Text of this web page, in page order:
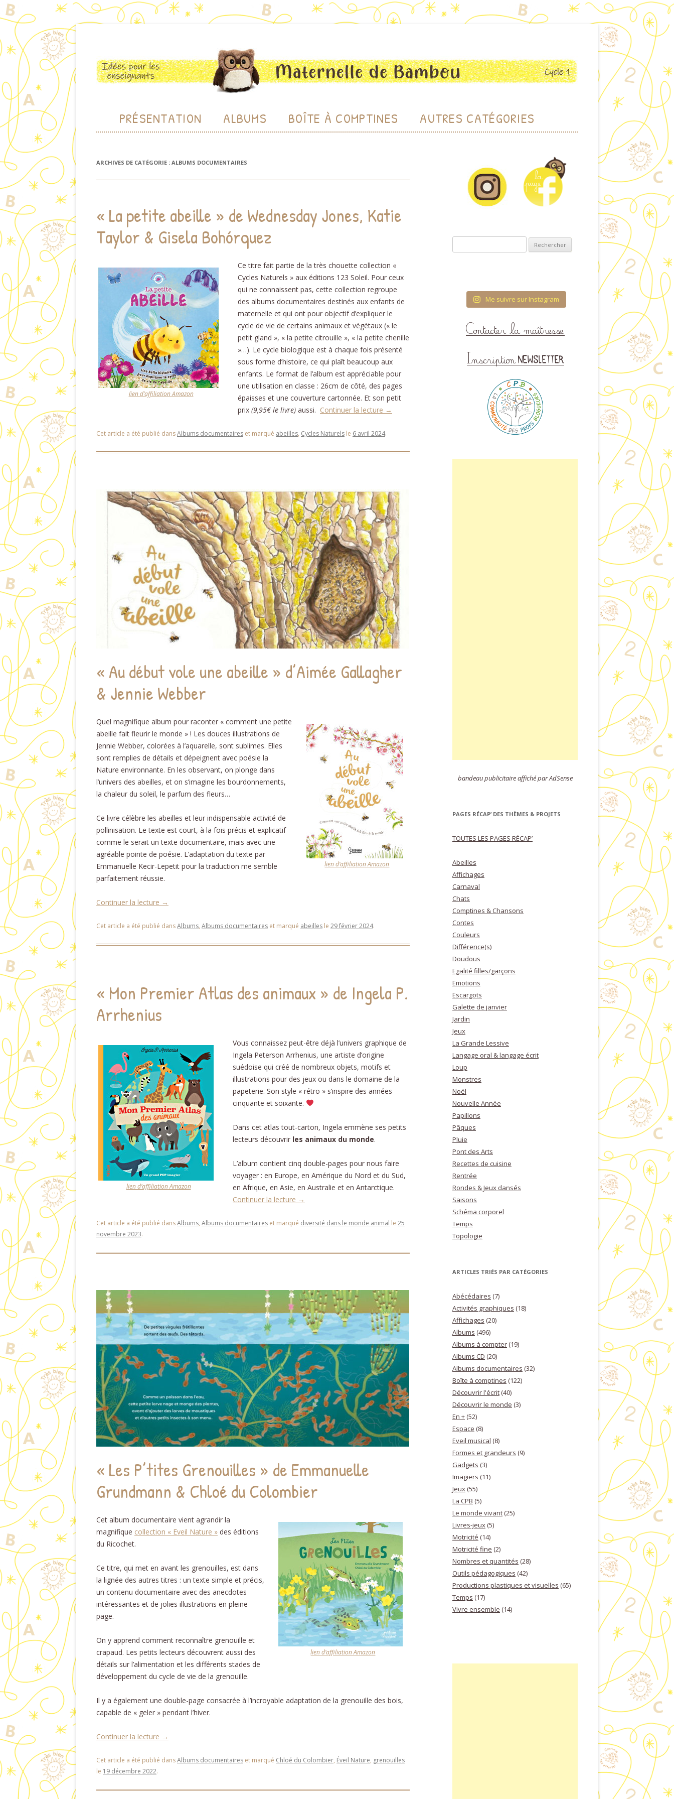
Maternelle de Bambou
PRÉSENTATION ALBUMS BOÎTE À COMPTINES AUTRES CATÉGORIES
LUDOTHÈQUE (JEUX)
BIBLIOTHÈQUE (ALBUMS)
ET VISUELLES
NOMBRES ET QUANTITÉS
STRUCTURATION DU TEMPS
AU FIL DES SAISONS
RELATIONNELLE (ÉVAR) À
L’ÉCOLE MATERNELLE
SCHÉMA CORPOREL
CUISINER EN CLASSE
ARCHIVES DE CATÉGORIE : ALBUMS DOCUMENTAIRES
« La petite abeille » de Wednesday Jones, Katie
Taylor & Gisela Bohórquez
lien d’affiliation Amazon
Ce titre fait partie de la très chouette collection «
Cycles Naturels » aux éditions 123 Soleil. Pour ceux
qui ne connaissent pas, cette collection regroupe
des albums documentaires destinés aux enfants de
maternelle et qui ont pour objectif d’expliquer le
cycle de vie de certains animaux et végétaux (« le
petit gland », « la petite citrouille », « la petite chenille
»…). Le cycle biologique est à chaque fois présenté
sous forme d’histoire, ce qui plaît beaucoup aux
enfants. Le format de l’album est appréciable pour
une utilisation en classe : 26cm de côté, des pages
épaisses et une couverture cartonnée. Et son petit
prix (9,95€ le livre) aussi. Continuer la lecture →
Cet article a été publié dansAlbums documentaires et marqué abeilles, Cycles Naturels le 6 avril 2024.
« Au début vole une abeille » d’Aimée Gallagher
& Jennie Webber
lien d’affiliation Amazon
Quel magnifique album pour raconter « comment une petite
abeille fait fleurir le monde » ! Les douces illustrations de
Jennie Webber, colorées à l’aquarelle, sont sublimes. Elles
sont remplies de détails et dépeignent avec poésie la
Nature environnante. En les observant, on plonge dans
l’univers des abeilles, et on s’imagine les bourdonnements,
la chaleur du soleil, le parfum des fleurs…
Ce livre célèbre les abeilles et leur indispensable activité de
pollinisation. Le texte est court, à la fois précis et explicatif
comme le serait un texte documentaire, mais avec une
agréable pointe de poésie. L’adaptation du texte par
Emmanuelle Kecir-Lepetit pour la traduction me semble
parfaitement réussie.
Continuer la lecture →
Cet article a été publié dansAlbums, Albums documentaires et marqué abeilles le 29 février 2024.
« Mon Premier Atlas des animaux » de Ingela P.
Arrhenius
lien d’affiliation Amazon
Vous connaissez peut-être déjà l’univers graphique de
Ingela Peterson Arrhenius, une artiste d’origine
suédoise qui créé de nombreux objets, motifs et
illustrations pour des jeux ou dans le domaine de la
papeterie. Son style « rétro » s’inspire des années
cinquante et soixante.
Dans cet atlas tout-carton, Ingela emmène ses petits
lecteurs découvrir les animaux du monde.
L’album contient cinq double-pages pour nous faire
voyager : en Europe, en Amérique du Nord et du Sud,
en Afrique, en Asie, en Australie et en Antarctique.
Continuer la lecture →
Cet article a été publié dansAlbums, Albums documentaires et marqué diversité dans le monde animal le 25
novembre 2023.
« Les P’tites Grenouilles » de Emmanuelle
Grundmann & Chloé du Colombier
lien d’affiliation Amazon
Cet album documentaire vient agrandir la
magnifique collection « Eveil Nature » des éditions
du Ricochet.
Ce titre, qui met en avant les grenouilles, est dans
la lignée des autres titres : un texte simple et précis,
un contenu documentaire avec des anecdotes
intéressantes et de jolies illustrations en pleine
page.
On y apprend comment reconnaître grenouille et
crapaud. Les petits lecteurs découvrent aussi des
détails sur l’alimentation et les différents stades de
développement du cycle de vie de la grenouille.
Il y a également une double-page consacrée à l’incroyable adaptation de la grenouille des bois,
capable de « geler » pendant l’hiver.
Continuer la lecture →
Cet article a été publié dansAlbums documentaires et marqué Chloé du Colombier, Éveil Nature, grenouilles
le 19 décembre 2022.
Me suivre sur Instagram
bandeau publicitaire affiché par AdSense
PAGES RÉCAP’ DES THÈMES & PROJETS
TOUTES LES PAGES RÉCAP’
Abeilles
Affichages
Carnaval
Chats
Comptines & Chansons
Contes
Couleurs
Différence(s)
Doudous
Egalité filles/garçons
Emotions
Escargots
Galette de janvier
Jardin
Jeux
La Grande Lessive
Langage oral & langage écrit
Loup
Monstres
Noël
Nouvelle Année
Papillons
Pâques
Pluie
Pont des Arts
Recettes de cuisine
Rentrée
Rondes & Jeux dansés
Saisons
Schéma corporel
Temps
Topologie
ARTICLES TRIÉS PAR CATÉGORIES
Abécédaires (7)
Activités graphiques (18)
Affichages (20)
Albums (496)
Albums à compter (19)
Albums CD (20)
Albums documentaires (32)
Boîte à comptines (122)
Découvrir l'écrit (40)
Découvrir le monde (3)
En + (52)
Espace (8)
Eveil musical (8)
Formes et grandeurs (9)
Gadgets (3)
Imagiers (11)
Jeux (55)
La CPB (5)
Le monde vivant (25)
Livres-jeux (5)
Motricité (14)
Motricité fine (2)
Nombres et quantités (28)
Outils pédagogiques (42)
Productions plastiques et visuelles (65)
Temps (17)
Vivre ensemble (14)